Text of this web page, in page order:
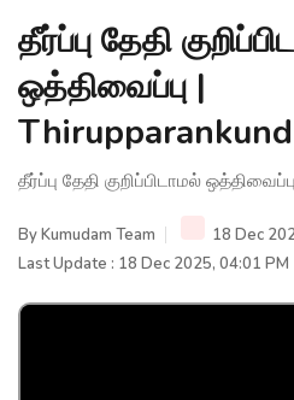
தீர்ப்பு தேதி
ஒத்திவைப்பு |
தீர்ப்பு தேதி குறிப்பிடாமல்
ByKumudam Team
18 Dec
Last Update : 18 Dec 2025, 04:01 PM